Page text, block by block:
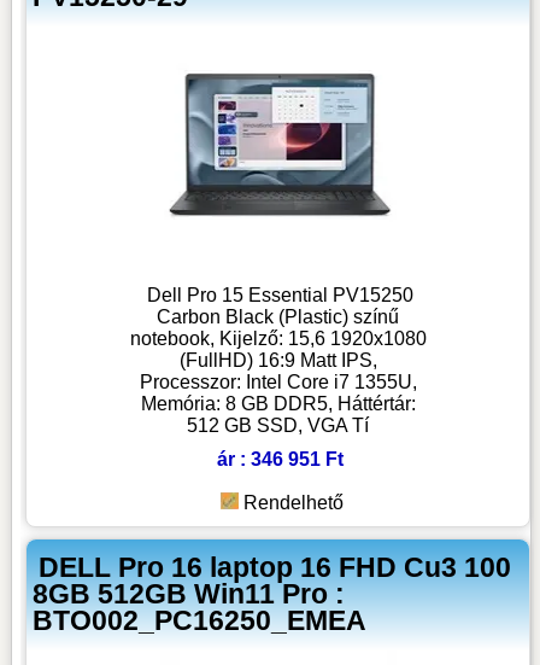
Dell Pro 15 Essential PV15250
Carbon Black (Plastic) színű
notebook, Kijelző: 15,6 1920x1080
(FullHD) 16:9 Matt IPS,
Processzor: Intel Core i7 1355U,
Memória: 8 GB DDR5, Háttértár:
512 GB SSD, VGA Tí
ár : 346 951 Ft
Rendelhető
DELL Pro 16 laptop 16 FHD Cu3 100
8GB 512GB Win11 Pro :
BTO002_PC16250_EMEA